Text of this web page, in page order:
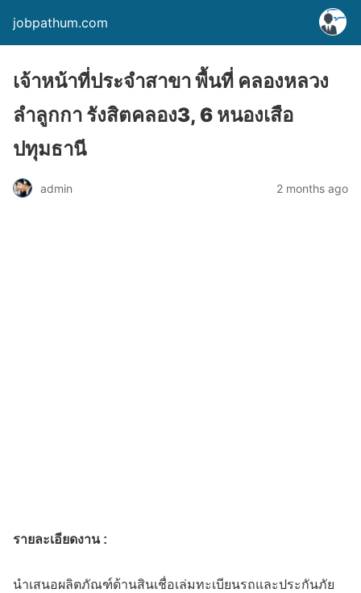
jobpathum.com
เจ้าหน้าที่ประจำสาขา พื้นที่ คลองหลวง
ลำลูกกา รังสิตคลอง3, 6 หนองเสือ
ปทุมธานี
admin 2 months ago
รายละเอียดงาน :
นำเสนอผลิตภัณฑ์ด้านสินเชื่อเล่มทะเบียนรถและประกันภัย